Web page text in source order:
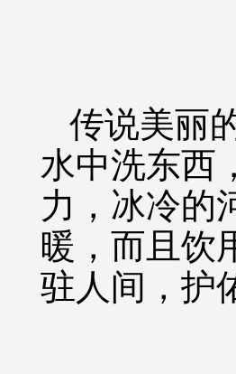
传说美丽
水中洗东西
力，冰冷的
暖，而且饮
驻人间，护